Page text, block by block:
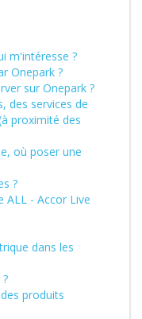
m'intéresse ?
Onepark ?
sur Onepark ?
des services de
proximité des
où poser une
?
ALL - Accor Live
dans les
produits